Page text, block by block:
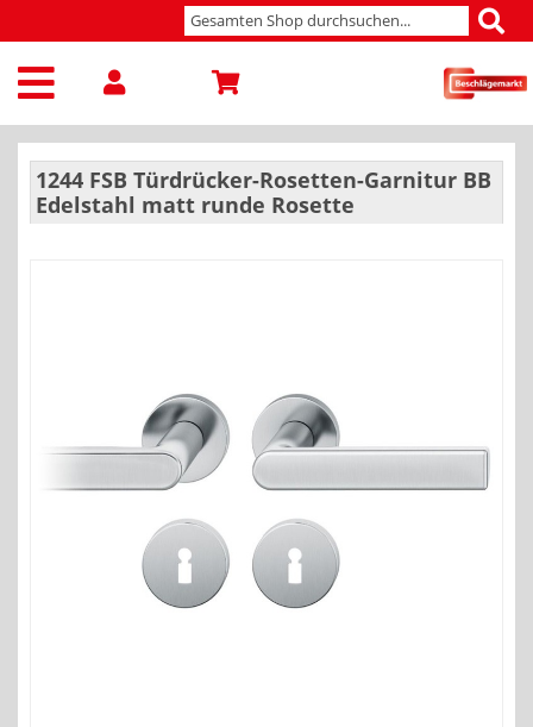
1244 FSB Türdrücker-Rosetten-Garnitur BB
Edelstahl matt runde Rosette